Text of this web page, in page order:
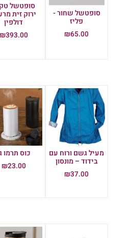
סופטשל שחור -
פליז
₪65.00
סופטשל טקטי
ירוק זית מרעום
דולפין
₪393.00
מעיל גשם ורוח עם
בידוד – מונסון
₪37.00
כוס תרמו גו
₪23.00